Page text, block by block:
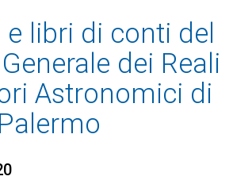
e libri di conti del
dei Reali
Astronomici di